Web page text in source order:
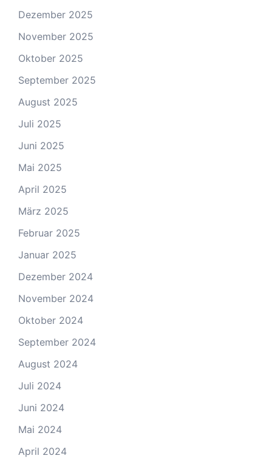
Dezember 2025
November 2025
Oktober 2025
September 2025
August 2025
Juli 2025
Juni 2025
Mai 2025
April 2025
März 2025
Februar 2025
Januar 2025
Dezember 2024
November 2024
Oktober 2024
September 2024
August 2024
Juli 2024
Juni 2024
Mai 2024
April 2024